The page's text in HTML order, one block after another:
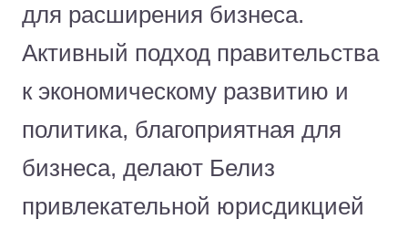
для расширения бизнеса.
Активный подход правительства
к экономическому развитию и
политика, благоприятная для
бизнеса, делают Белиз
привлекательной юрисдикцией